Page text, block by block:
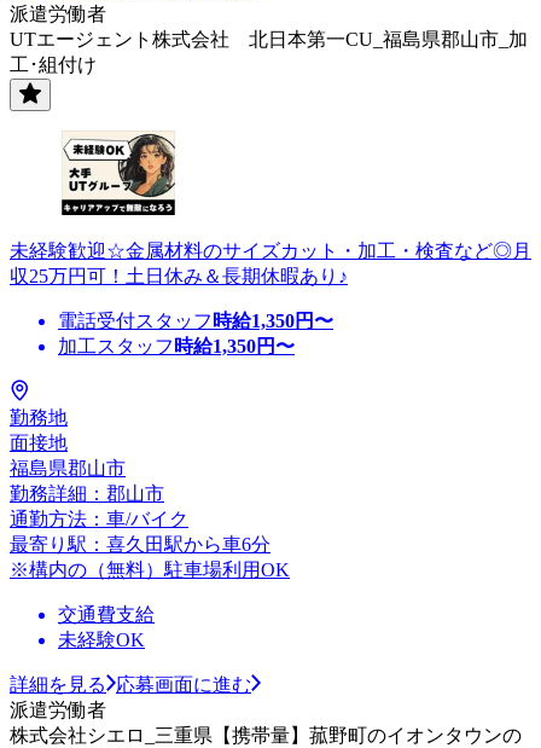
派遣労働者
UTエージェント株式会社 北日本第一CU_福島県郡山市_加
工･組付け
未経験歓迎☆金属材料のサイズカット・加工・検査など◎月
収25万円可！土日休み＆長期休暇あり♪
電話受付スタッフ 時給1,350円〜
加工スタッフ 時給1,350円〜
勤務地
面接地
福島県郡山市
勤務詳細：郡山市
通勤方法：車/バイク
最寄り駅：喜久田駅から車6分
※構内の（無料）駐車場利用OK
交通費支給
未経験OK
詳細を見る
応募画面に進む
派遣労働者
株式会社シエロ_三重県【携帯量】菰野町のイオンタウンの